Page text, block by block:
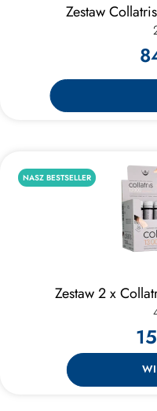
Zestaw
NASZ BESTSELLER
Zestaw 2 x